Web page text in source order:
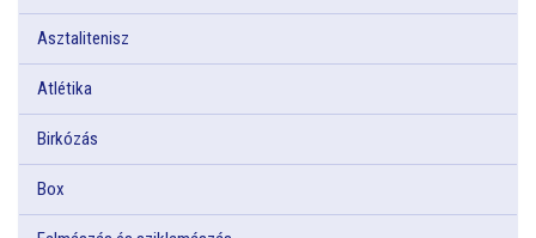
Asztalitenisz
Atlétika
Birkózás
Box